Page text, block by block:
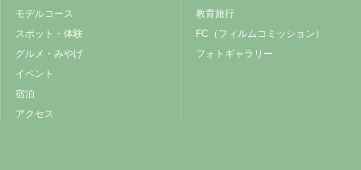
モデルコース
スポット・体験
グルメ・みやげ
イベント
宿泊
アクセス
教育旅行
FC（フィルムコミッション）
フォトギャラリー